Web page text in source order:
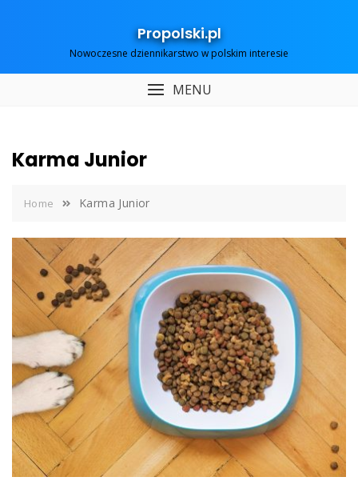
Propolski.pl
Nowoczesne dziennikarstwo w polskim interesie
MENU
Karma Junior
Home Karma Junior